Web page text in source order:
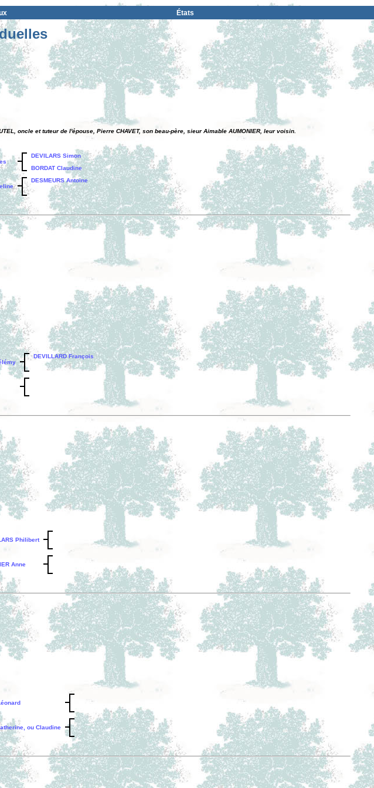
États
oncle et tuteur de l'épouse, Pierre CHAVET, son beau-père, sieur Aimable AUMONIER, leur voisin.
DEVILARS Simon
BORDAT Claudine
DESMEURS Antoine
DEVILLARD François
Philibert
Anne
ou Claudine